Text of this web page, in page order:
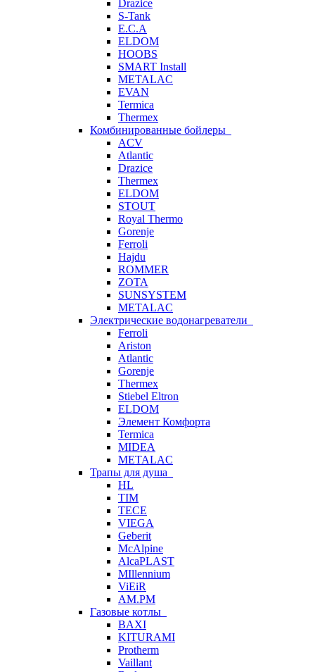
Drazice
S-Tank
E.C.A
ELDOM
HOOBS
SMART Install
METALAC
EVAN
Termica
Thermex
Комбинированные бойлеры
ACV
Atlantic
Drazice
Thermex
ELDOM
STOUT
Royal Thermo
Gorenje
Ferroli
Hajdu
ROMMER
ZOTA
SUNSYSTEM
METALAC
Электрические водонагреватели
Ferroli
Ariston
Atlantic
Gorenje
Thermex
Stiebel Eltron
ELDOM
Элемент Комфорта
Termica
MIDEA
METALAC
Трапы для душа
HL
TIM
TECE
VIEGA
Geberit
McAlpine
AlcaPLAST
MIllennium
ViEiR
AM.PM
Газовые котлы
BAXI
KITURAMI
Protherm
Vaillant